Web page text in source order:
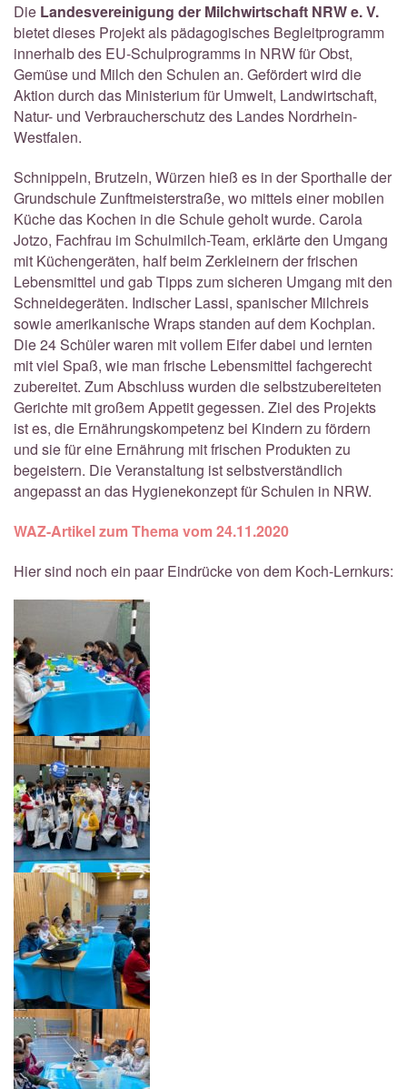
Die Landesvereinigung der Milchwirtschaft NRW e. V.
bietet dieses Projekt als pädagogisches Begleitprogramm
innerhalb des EU-Schulprogramms in NRW für Obst,
Gemüse und Milch den Schulen an. Gefördert wird die
Aktion durch das Ministerium für Umwelt, Landwirtschaft,
Natur- und Verbraucherschutz des Landes Nordrhein-
Westfalen.
Schnippeln, Brutzeln, Würzen hieß es in der Sporthalle der
Grundschule Zunftmeisterstraße, wo mittels einer mobilen
Küche das Kochen in die Schule geholt wurde. Carola
Jotzo, Fachfrau im Schulmilch-Team, erklärte den Umgang
mit Küchengeräten, half beim Zerkleinern der frischen
Lebensmittel und gab Tipps zum sicheren Umgang mit den
Schneidegeräten. Indischer Lassi, spanischer Milchreis
sowie amerikanische Wraps standen auf dem Kochplan.
Die 24 Schüler waren mit vollem Eifer dabei und lernten
mit viel Spaß, wie man frische Lebensmittel fachgerecht
zubereitet. Zum Abschluss wurden die selbstzubereiteten
Gerichte mit großem Appetit gegessen. Ziel des Projekts
ist es, die Ernährungskompetenz bei Kindern zu fördern
und sie für eine Ernährung mit frischen Produkten zu
begeistern. Die Veranstaltung ist selbstverständlich
angepasst an das Hygienekonzept für Schulen in NRW.
WAZ-Artikel zum Thema vom 24.11.2020
Hier sind noch ein paar Eindrücke von dem Koch-Lernkurs: